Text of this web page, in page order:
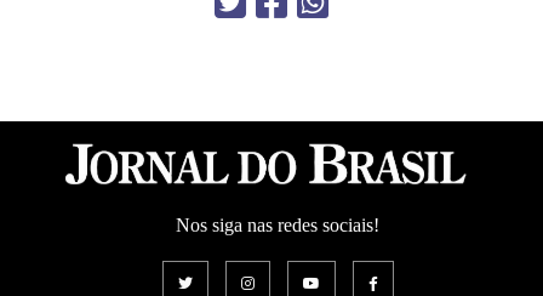
Nos siga nas redes sociais!